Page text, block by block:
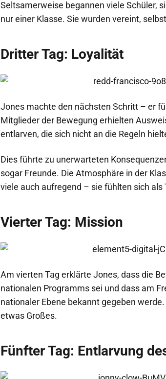
Seltsamerweise begannen viele Schüler,
nur einer Klasse. Sie wurden vereint,
Dritter Tag: Loyalität
Jones machte den nächsten Schritt – er
Mitglieder der Bewegung erhielten
entlarven, die sich nicht an die Regeln
Dies führte zu unerwarteten
sogar Freunde. Die Atmosphäre in der
viele auch aufregend – sie fühlten sich als
Vierter Tag: Mission
Am vierten Tag erklärte Jones, dass die
nationalen Programms sei und dass am
nationaler Ebene bekannt gegeben
etwas Großes.
Fünfter Tag: Entlarvung